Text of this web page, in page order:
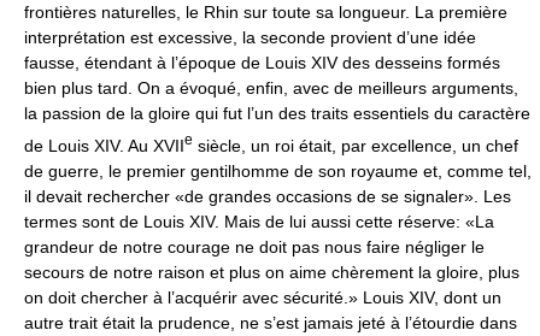
frontières naturelles, le Rhin sur toute sa longueur. La première
interprétation est excessive, la seconde provient d’une idée
fausse, étendant à l’époque de Louis XIV des desseins formés
bien plus tard. On a évoqué, enfin, avec de meilleurs arguments,
la passion de la gloire qui fut l’un des traits essentiels du caractère
de Louis XIV. Au XVIIe siècle, un roi était, par excellence, un chef
de guerre, le premier gentilhomme de son royaume et, comme tel,
il devait rechercher «de grandes occasions de se signaler». Les
termes sont de Louis XIV. Mais de lui aussi cette réserve: «La
grandeur de notre courage ne doit pas nous faire négliger le
secours de notre raison et plus on aime chèrement la gloire, plus
on doit chercher à l’acquérir avec sécurité.» Louis XIV, dont un
autre trait était la prudence, ne s’est jamais jeté à l’étourdie dans